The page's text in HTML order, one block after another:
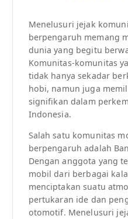
Menelusuri jejak
berpengaruh memang
dunia yang begitu
Komunitas-komunitas
tidak hanya sekadar
hobi, namun juga
signifikan dalam
Indonesia.
Salah satu komunitas
berpengaruh adalah
Dengan anggota yang
mobil dari berbagai
menciptakan suatu
pertukaran ide dan
otomotif. Menelusuri